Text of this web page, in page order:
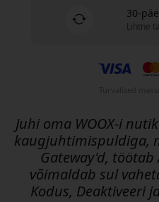
30-
Lihtne
Juhi oma WOOX-i
kaugjuhtimispuldiga,
Gateway'd, töötab
võimaldab sul
Kodus, Deaktiveeri